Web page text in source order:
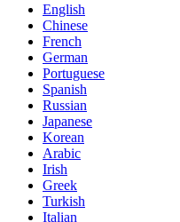
English
Chinese
French
German
Portuguese
Spanish
Russian
Japanese
Korean
Arabic
Irish
Greek
Turkish
Italian